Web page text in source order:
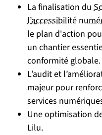
La finalisation du
l’accessibilité
le plan d'action
un chantier
conformité globale.
L’audit et
majeur pour
services
Une optimisation
Lilu.